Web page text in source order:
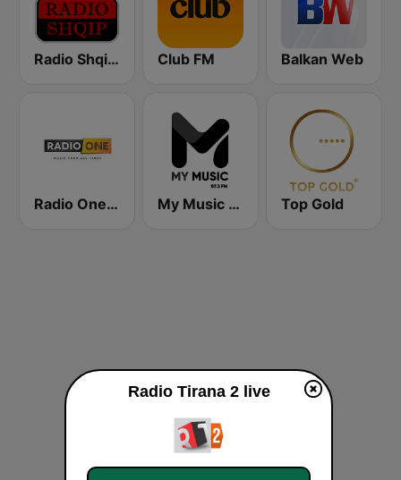
Radio Shqip Folklor Club FM Balkan Web
Radio One Albania My Music Radio Top Gold
Radio Tirana 2 live